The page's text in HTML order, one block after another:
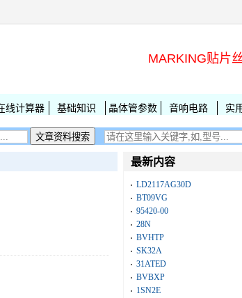
MARKING贴片
线计算器 基础知识 晶体管参数 音响电路 实
最新内容
LD2117AG30D
BT09VG
95420-00
28N
BVHTP
SK32A
31ATED
BVBXP
1SN2E